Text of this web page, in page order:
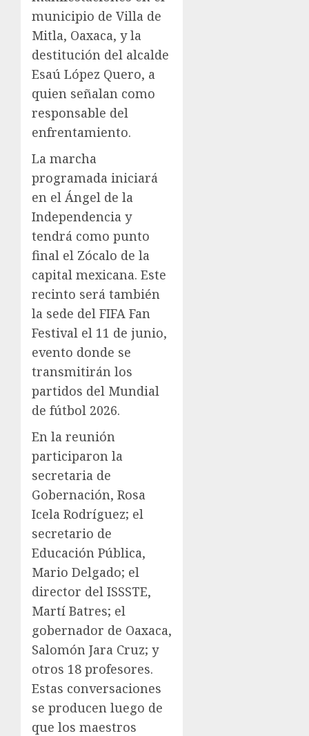
municipio de Villa de
Mitla, Oaxaca, y la
destitución del alcalde
Esaú López Quero, a
quien señalan como
responsable del
enfrentamiento.
La marcha
programada iniciará
en el Ángel de la
Independencia y
tendrá como punto
final el Zócalo de la
capital mexicana. Este
recinto será también
la sede del FIFA Fan
Festival el 11 de junio,
evento donde se
transmitirán los
partidos del Mundial
de fútbol 2026.
En la reunión
participaron la
secretaria de
Gobernación, Rosa
Icela Rodríguez; el
secretario de
Educación Pública,
Mario Delgado; el
director del ISSSTE,
Martí Batres; el
gobernador de Oaxaca,
Salomón Jara Cruz; y
otros 18 profesores.
Estas conversaciones
se producen luego de
que los maestros